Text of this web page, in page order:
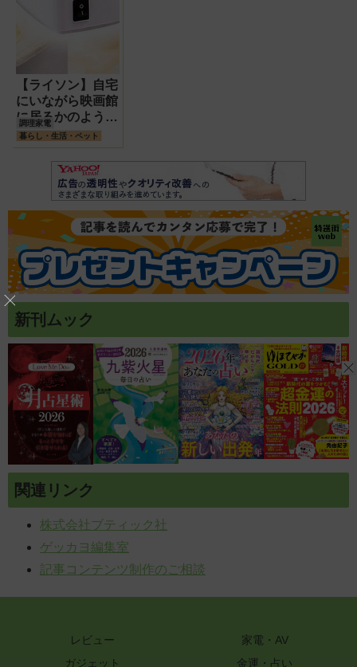
【ライソン】自宅
にいながら映画館
に居るかのような
気分が味わえるポ
ー 油を使わない
からとってもヘル
調理家電
暮らし・生活・ペット
新刊ムック
関連リンク
株式会社ブティック社
ゲッカヨ編集室
記事コンテンツ制作のご相談
レビュー
家電・AV
ガジェット
金運・占い